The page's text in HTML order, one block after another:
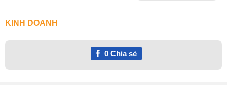
KINH DOANH
0Chia sẻ